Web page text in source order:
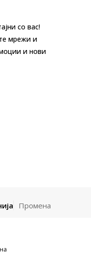
со вас!
мрежи и
и нови
Промена